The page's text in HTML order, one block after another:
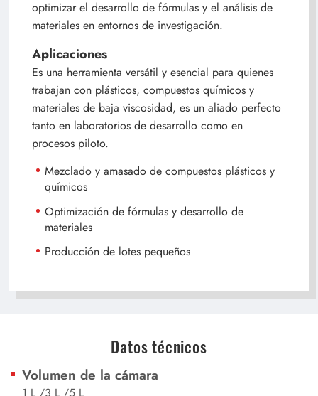
optimizar el desarrollo de fórmulas y el análisis de
materiales en entornos de investigación.
Aplicaciones
Es una herramienta versátil y esencial para quienes
trabajan con plásticos, compuestos químicos y
materiales de baja viscosidad, es un aliado perfecto
tanto en laboratorios de desarrollo como en
procesos piloto.
Mezclado y amasado de compuestos plásticos y
químicos
Optimización de fórmulas y desarrollo de
materiales
Producción de lotes pequeños
Datos técnicos
Volumen de la cámara